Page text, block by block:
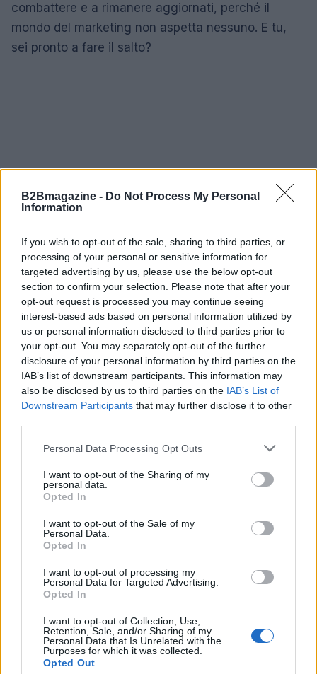
B2Bmagazine - Do Not Process My Personal
Information
If you wish to opt-out of the sale, sharing to third parties, or
processing of your personal or sensitive information for
targeted advertising by us, please use the below opt-out
section to confirm your selection. Please note that after your
opt-out request is processed you may continue seeing
interest-based ads based on personal information utilized by
us or personal information disclosed to third parties prior to
your opt-out. You may separately opt-out of the further
disclosure of your personal information by third parties on the
IAB’s list of downstream participants. This information may
also be disclosed by us to third parties on the IAB’s List of
Downstream Participants that may further disclose it to other
Please note that this website/app uses one or more Google
not limited to your visit or usage behaviour. You may click to
grant or deny consent to Google and its third-party tags to
use your data for below specified purposes in below Google
consent section.
Personal Data Processing Opt Outs
I want to opt-out of the Sharing of my
personal data.
Opted In
I want to opt-out of the Sale of my
Personal Data.
Opted In
I want to opt-out of processing my
Personal Data for Targeted Advertising.
Opted In
I want to opt-out of Collection, Use,
Retention, Sale, and/or Sharing of my
Personal Data that Is Unrelated with the
Purposes for which it was collected.
Opted Out
combattere e a rimanere aggiornati, perché il
mondo del marketing non aspetta nessuno. E tu,
sei pronto a fare il salto?
AUTORE
AiAdhubMedia